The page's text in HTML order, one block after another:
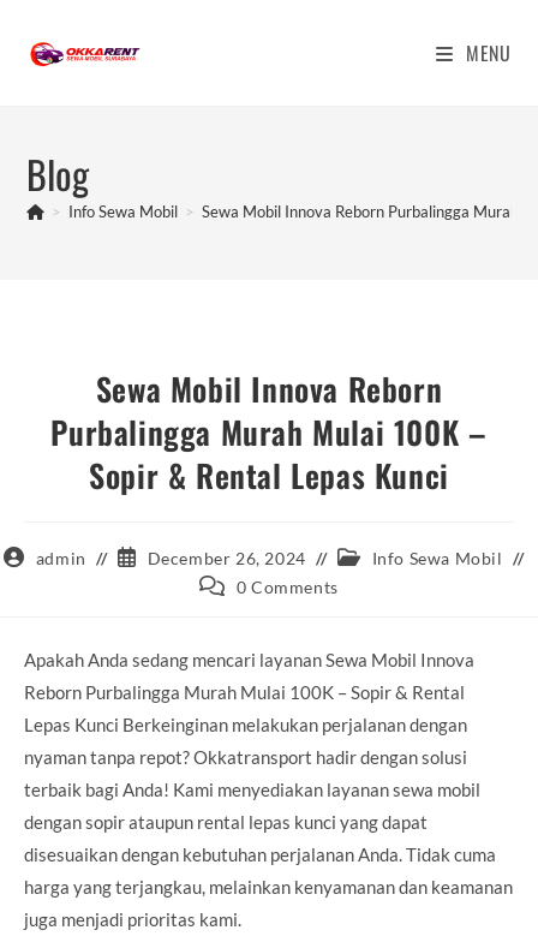
content
MENU
Blog
> Info Sewa Mobil > Sewa Mobil Innova Reborn Purbalingga Murah
Sewa Mobil Innova Reborn
Purbalingga Murah Mulai 100K –
Sopir & Rental Lepas Kunci
Postadmin
Post
published:
December 26, 2024
Post Info Sewa Mobil
Post 0 Comments
Apakah Anda sedang mencari layanan Sewa Mobil Innova
Reborn Purbalingga Murah Mulai 100K – Sopir & Rental
Lepas Kunci Berkeinginan melakukan perjalanan dengan
nyaman tanpa repot? Okkatransport hadir dengan solusi
terbaik bagi Anda! Kami menyediakan layanan sewa mobil
dengan sopir ataupun rental lepas kunci yang dapat
disesuaikan dengan kebutuhan perjalanan Anda. Tidak cuma
harga yang terjangkau, melainkan kenyamanan dan keamanan
juga menjadi prioritas kami.